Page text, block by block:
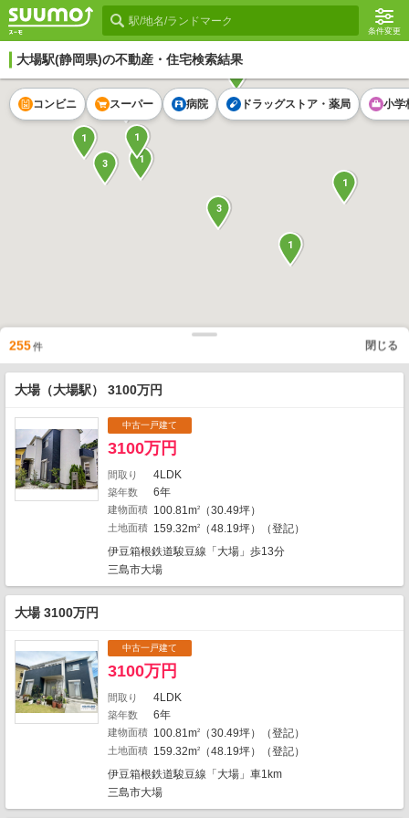
条件変更
大場駅(静岡県)の不動産・住宅検索結果
1
3
1
1
1
1
3
1
3
1
1
1
3
1
8
コンビニ スーパー 病院 ドラッグストア・薬局 小学
255件 閉じる
大場（大場駅） 3100万円
中古一戸建て
3100万円
間取り 4LDK
築年数 6年
建物面積 100.81m2 （30.49坪）
土地面積 159.32m2
（48.19坪）（登記）
伊豆箱根鉄道駿豆線「大場」歩13分
三島市大場
大場 3100万円
中古一戸建て
3100万円
間取り 4LDK
築年数 6年
建物面積 100.81m2 （30.49坪）（登記）
土地面積 159.32m2
（48.19坪）（登記）
伊豆箱根鉄道駿豆線「大場」車1km
三島市大場